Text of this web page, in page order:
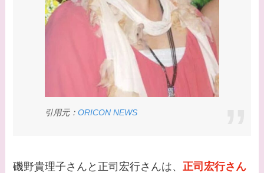
島袋寛子の離婚理由は
なに？2人は現在何し
てる？
【画像】松田賢二と辺
見えみりの離婚理由は
てる有名人３選！AKB
引用元：ORICON NEWS
磯野貴理子さんと正司宏行さんは、 正司宏行さん